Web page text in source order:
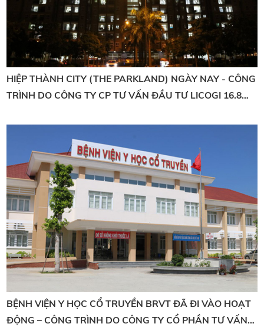
HIỆP THÀNH CITY (THE PARKLAND) NGÀY NAY - CÔNG
TRÌNH DO CÔNG TY CP TƯ VẤN ĐẦU TƯ LICOGI 16.8
BỆNH VIỆN Y HỌC CỔ TRUYỀN BRVT ĐÃ ĐI VÀO HOẠT
ĐỘNG – CÔNG TRÌNH DO CÔNG TY CỔ PHẦN TƯ VẤN